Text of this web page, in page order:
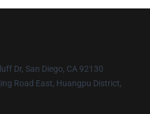
Dr, San Diego, CA 92130
Road East, Huangpu District,